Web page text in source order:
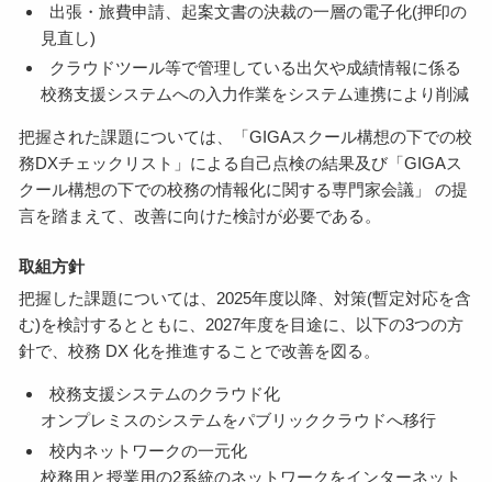
出張・旅費申請、起案文書の決裁の一層の電子化(押印の
見直し)
クラウドツール等で管理している出欠や成績情報に係る
校務支援システムへの入力作業をシステム連携により削減
把握された課題については、「GIGAスクール構想の下での校
務DXチェックリスト」による自己点検の結果及び「GIGAス
クール構想の下での校務の情報化に関する専門家会議」 の提
言を踏まえて、改善に向けた検討が必要である。
取組方針
把握した課題については、2025年度以降、対策(暫定対応を含
む)を検討するとともに、2027年度を目途に、以下の3つの方
針で、校務 DX 化を推進することで改善を図る。
校務支援システムのクラウド化
オンプレミスのシステムをパブリッククラウドへ移行
校内ネットワークの一元化
校務用と授業用の2系統のネットワークをインターネット